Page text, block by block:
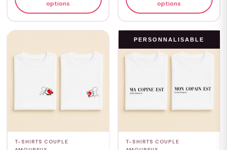
options
options
T-SHIRTS COUPLE
PERSONNALISABLE
T-SHIRTS COUPLE